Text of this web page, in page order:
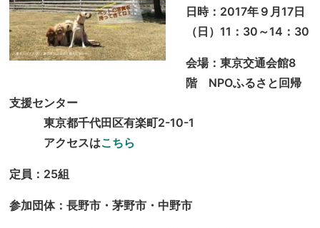
日時：2017年９月17日
（日）11：30～14：30
会場：東京交通会館8
階 NPOふるさと回帰
支援センター
東京都千代田区有楽町2-10-1
アクセスはこちら
定員：25組
参加団体：長野市・茅野市・中野市